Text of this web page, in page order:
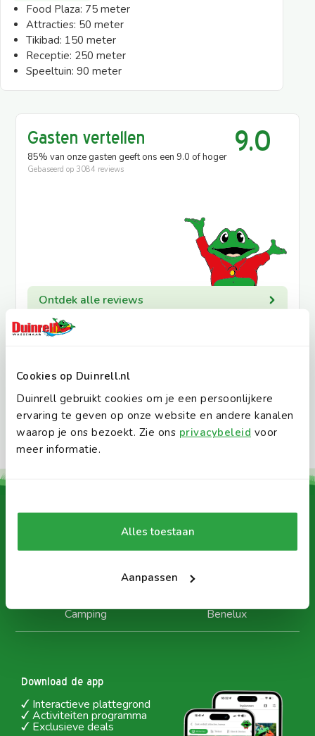
Cookies op Duinrell.nl
Duinrell gebruikt cookies om je een persoonlijkere
ervaring te geven op onze website en andere kanalen
waarop je ons bezoekt. Zie ons privacybeleid voor
meer informatie.
Alles toestaan
Aanpassen
Food Plaza: 75 meter
Attracties: 50 meter
Tikibad: 150 meter
Receptie: 250 meter
Speeltuin: 90 meter
Gasten vertellen
85% van onze gasten geeft ons een 9.0 of hoger
Gebaseerd op 3084 reviews
9.0
Ontdek alle reviews
Daarom Duinrell:
Camping Benelux
Download de app
Interactieve plattegrond
Activiteiten programma
Exclusieve deals